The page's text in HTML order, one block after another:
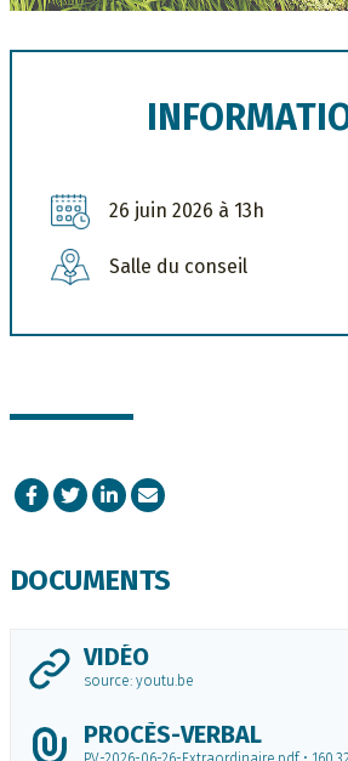
26 juin 2026 à 13h
Salle du conseil
Facebook
TwitterLinkedIn
Courriel
DOCUMENTS
VIDÉO
source: youtu.be
PROCÈS-VERBAL